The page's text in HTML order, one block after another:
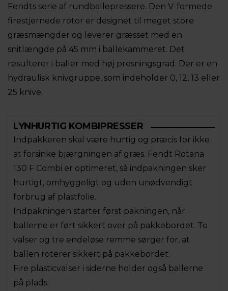
Fendts serie af rundballepressere. Den V-formede
firestjernede rotor er designet til meget store
græsmængder og leverer græsset med en
snitlængde på 45 mm i ballekammeret. Det
resulterer i baller med høj presningsgrad. Der er en
hydraulisk knivgruppe, som indeholder 0, 12, 13 eller
25 knive.
LYNHURTIG KOMBIPRESSER
Indpakkeren skal være hurtig og præcis for ikke
at forsinke bjærgningen af græs. Fendt Rotana
130 F Combi er optimeret, så indpakningen sker
hurtigt, omhyggeligt og uden unødvendigt
forbrug af plastfolie.
Indpakningen starter først pakningen, når
ballerne er ført sikkert over på pakkebordet. To
valser og tre endeløse remme sørger for, at
ballen roterer sikkert på pakkebordet.
Fire plasticvalser i siderne holder også ballerne
på plads.